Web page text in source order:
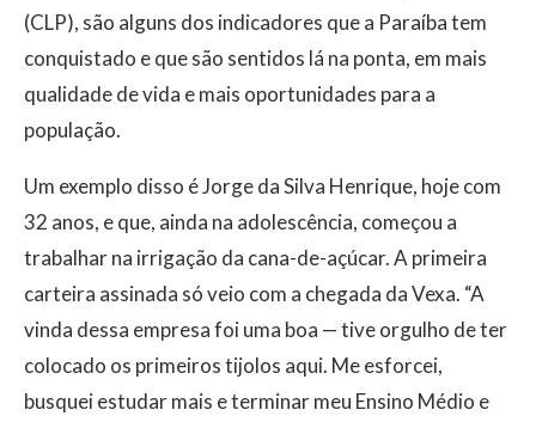
(CLP), são alguns dos indicadores que a Paraíba tem
conquistado e que são sentidos lá na ponta, em mais
qualidade de vida e mais oportunidades para a
população.
Um exemplo disso é Jorge da Silva Henrique, hoje com
32 anos, e que, ainda na adolescência, começou a
trabalhar na irrigação da cana-de-açúcar. A primeira
carteira assinada só veio com a chegada da Vexa. “A
vinda dessa empresa foi uma boa — tive orgulho de ter
colocado os primeiros tijolos aqui. Me esforcei,
busquei estudar mais e terminar meu Ensino Médio e